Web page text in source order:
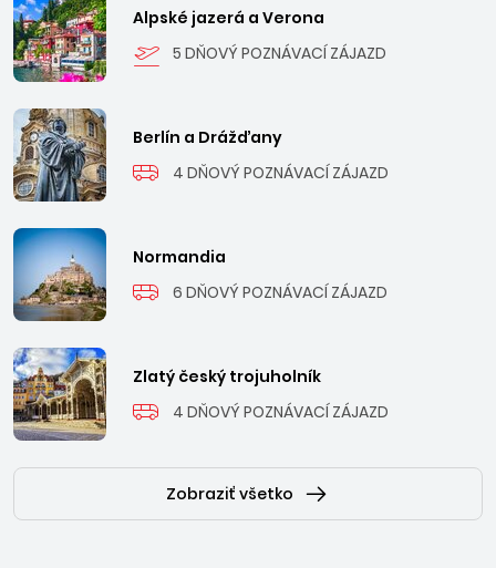
Alpské jazerá a Verona
5 DŇOVÝ POZNÁVACÍ ZÁJAZD
Berlín a Drážďany
4 DŇOVÝ POZNÁVACÍ ZÁJAZD
Normandia
6 DŇOVÝ POZNÁVACÍ ZÁJAZD
Zlatý český trojuholník
4 DŇOVÝ POZNÁVACÍ ZÁJAZD
Zobraziť všetko